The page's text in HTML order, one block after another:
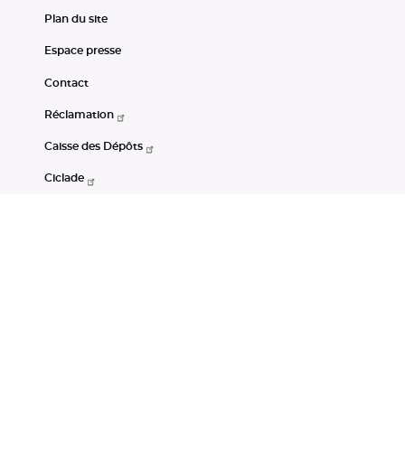
Plan du site
Espace presse
Contact
Réclamation
Caisse des Dépôts
Ciclade